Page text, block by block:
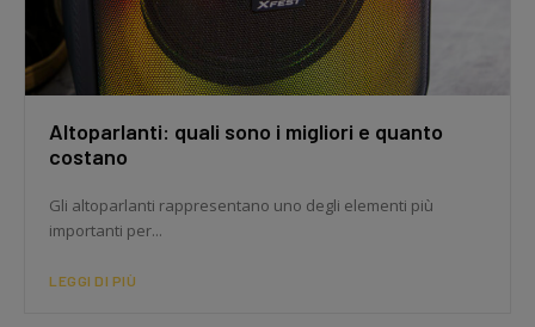
Altoparlanti: quali sono i migliori e quanto
costano
Gli altoparlanti rappresentano uno degli elementi più
importanti per...
LEGGI DI PIÙ